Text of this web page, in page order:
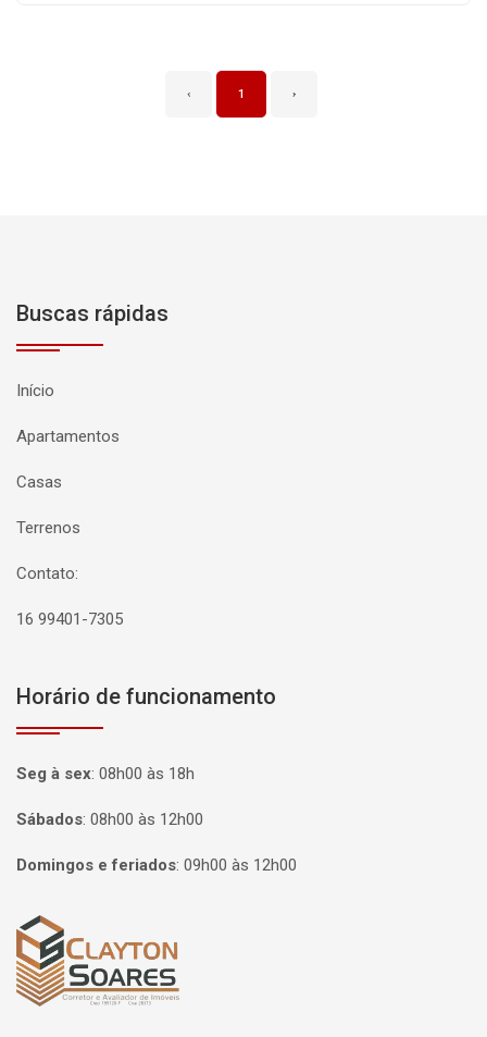
‹ 1 ›
Buscas rápidas
Início
Apartamentos
Casas
Terrenos
Contato:
16 99401-7305
Horário de funcionamento
Seg à sex: 08h00 às 18h
Sábados: 08h00 às 12h00
Domingos e feriados: 09h00 às 12h00
Página inicial